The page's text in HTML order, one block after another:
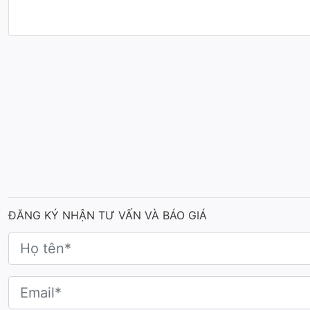
Thân cúp logo ngành Spa & làm đẹp là khối trụ
Điểm nhấn độc đáo nhất của mẫu cúp logo này
Về phong cách, cúp logo ngành Spa & làm đẹp
gọn ở mặt trước, vừa đủ thông tin mà không rối
Cúp có kích thước vừa phải, dễ cầm khi bước lên
Mẫu cúp logo, cúp vinh danh này đặc biệt phù hợp
ĐĂNG KÝ NHẬN TƯ VẤN VÀ BÁO GIÁ